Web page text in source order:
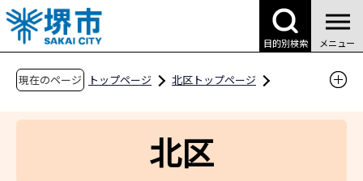
こ
の
ペ
目的別検索 メニュー
現在のページ トップページ
北区トップページ
北区